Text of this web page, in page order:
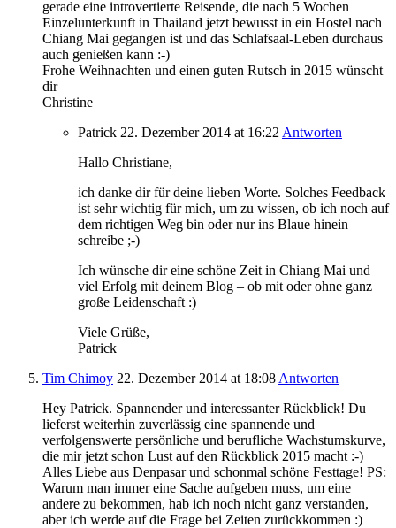
gerade eine introvertierte Reisende, die nach 5 Wochen
Einzelunterkunft in Thailand jetzt bewusst in ein Hostel nach
Chiang Mai gegangen ist und das Schlafsaal-Leben durchaus
auch genießen kann :-)
Frohe Weihnachten und einen guten Rutsch in 2015 wünscht
dir
Christine
Patrick 22. Dezember 2014 at 16:22 Antworten
Hallo Christiane,
ich danke dir für deine lieben Worte. Solches Feedback
ist sehr wichtig für mich, um zu wissen, ob ich noch auf
dem richtigen Weg bin oder nur ins Blaue hinein
schreibe ;-)
Ich wünsche dir eine schöne Zeit in Chiang Mai und
viel Erfolg mit deinem Blog – ob mit oder ohne ganz
große Leidenschaft :)
Viele Grüße,
Patrick
Tim Chimoy 22. Dezember 2014 at 18:08 Antworten
Hey Patrick. Spannender und interessanter Rückblick! Du
lieferst weiterhin zuverlässig eine spannende und
verfolgenswerte persönliche und berufliche Wachstumskurve,
die mir jetzt schon Lust auf den Rückblick 2015 macht :-)
Alles Liebe aus Denpasar und schonmal schöne Festtage! PS:
Warum man immer eine Sache aufgeben muss, um eine
andere zu bekommen, hab ich noch nicht ganz verstanden,
aber ich werde auf die Frage bei Zeiten zurückkommen :)